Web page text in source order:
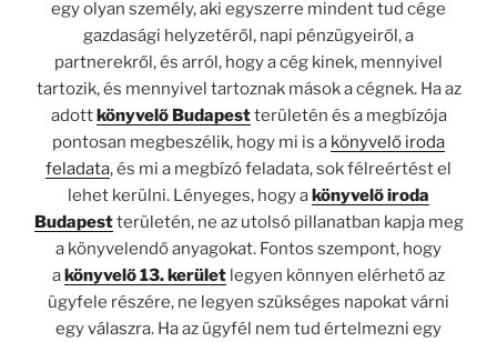
egy olyan személy, aki egyszerre mindent tud cége
gazdasági helyzetéről, napi pénzügyeiről, a
partnerekről, és arról, hogy a cég kinek, mennyivel
tartozik, és mennyivel tartoznak mások a cégnek. Ha az
adott könyvelő Budapestterületén és a megbízója
pontosan megbeszélik, hogy mi is a könyvelő iroda
feladata, és mi a megbízó feladata, sok félreértést el
lehet kerülni. Lényeges, hogy a könyvelő iroda
Budapestterületén, ne az utolsó pillanatban kapja meg
a könyvelendő anyagokat. Fontos szempont, hogy
a könyvelő 13. kerület legyen könnyen elérhető az
ügyfele részére, ne legyen szükséges napokat várni
egy válaszra. Ha az ügyfél nem tud értelmezni egy